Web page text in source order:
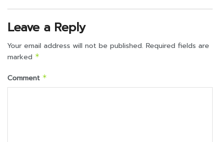
Leave a Reply
Your email address will not be published. Required fields are
marked *
Comment *